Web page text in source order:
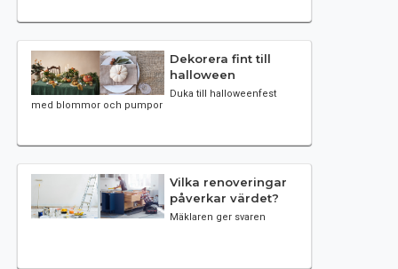
Dekorera fint till
halloween
Duka till halloweenfest
med blommor och pumpor
Vilka renoveringar
påverkar värdet?
Mäklaren ger svaren